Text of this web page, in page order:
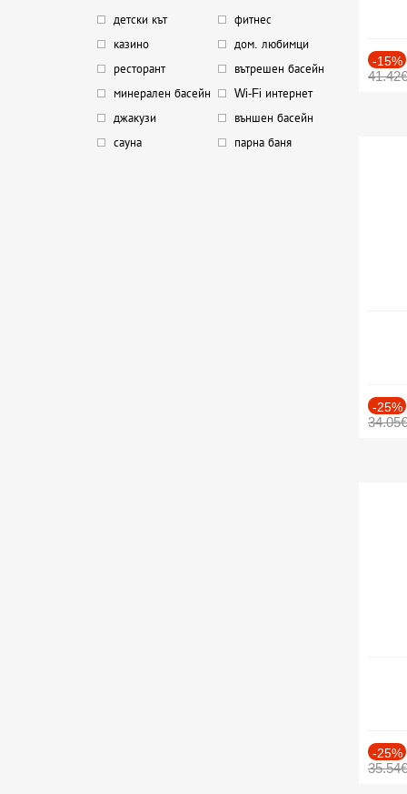
детски кът
фитнес
казино
дом. любимци
ресторант
вътрешен басейн
минерален басейн
Wi-Fi интернет
джакузи
външен басейн
сауна
парна баня
-15%
41.42€
-25%
34.05€
-25%
35.54€